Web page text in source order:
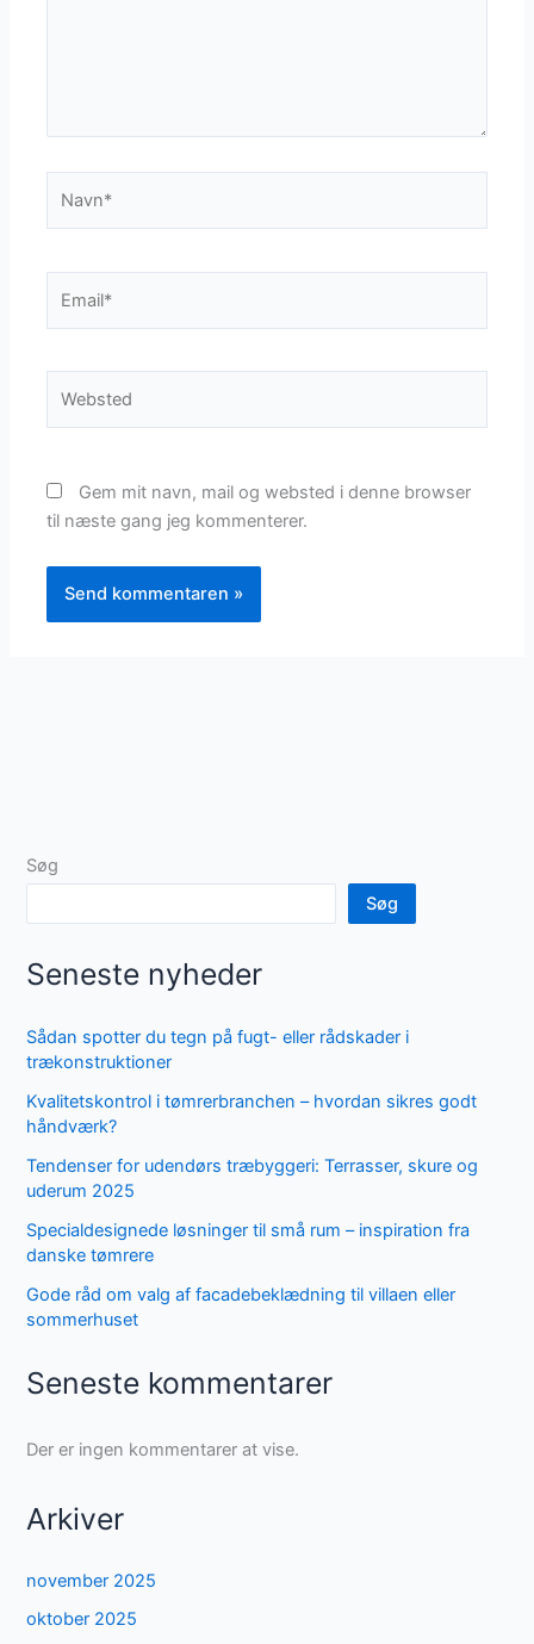
Gem mit navn, mail og websted i denne browser
til næste gang jeg kommenterer.
Søg
Søg
Seneste nyheder
Sådan spotter du tegn på fugt- eller rådskader i
trækonstruktioner
Kvalitetskontrol i tømrerbranchen – hvordan sikres godt
håndværk?
Tendenser for udendørs træbyggeri: Terrasser, skure og
uderum 2025
Specialdesignede løsninger til små rum – inspiration fra
danske tømrere
Gode råd om valg af facadebeklædning til villaen eller
sommerhuset
Seneste kommentarer
Der er ingen kommentarer at vise.
Arkiver
november 2025
oktober 2025